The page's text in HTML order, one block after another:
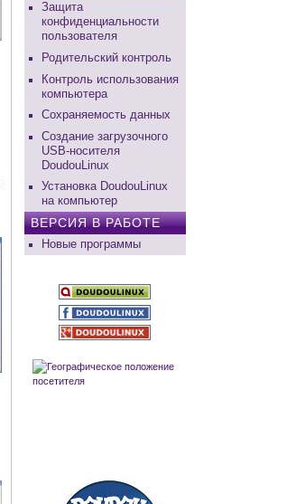
Защита
конфиденциальности
пользователя
Родительский контроль
Контроль использования
компьютера
Сохраняемость данных
Создание загрузочного
USB-носителя
DoudouLinux
Установка DoudouLinux
на компьютер
ВЕРСИЯ В РАБОТЕ
Новые программы